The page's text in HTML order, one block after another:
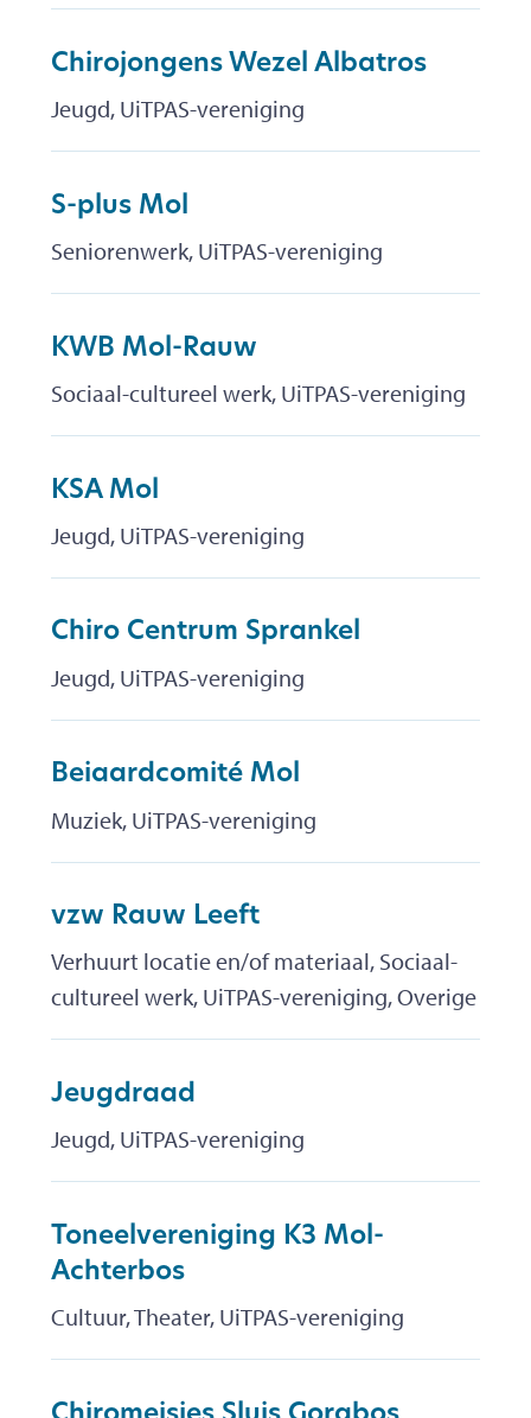
Chirojongens Wezel Albatros
Jeugd, UiTPAS-vereniging
S-plus Mol
Seniorenwerk, UiTPAS-vereniging
KWB Mol-Rauw
Sociaal-cultureel werk, UiTPAS-vereniging
KSA Mol
Jeugd, UiTPAS-vereniging
Chiro Centrum Sprankel
Jeugd, UiTPAS-vereniging
Beiaardcomité Mol
Muziek, UiTPAS-vereniging
vzw Rauw Leeft
Verhuurt locatie en/of materiaal, Sociaal-
cultureel werk, UiTPAS-vereniging, Overige
Jeugdraad
Jeugd, UiTPAS-vereniging
Toneelvereniging K3 Mol-
Achterbos
Cultuur, Theater, UiTPAS-vereniging